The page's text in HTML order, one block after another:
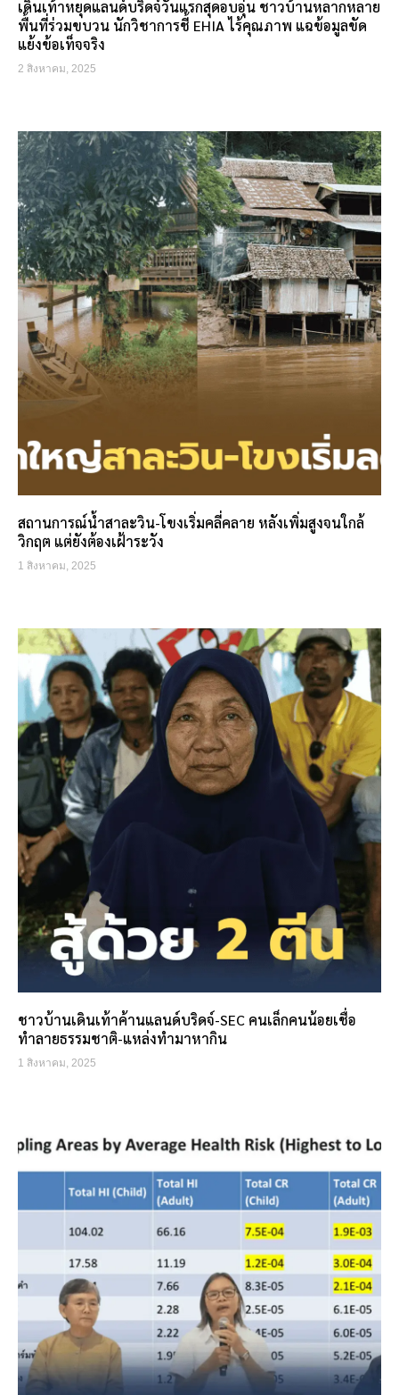
เดินเท้าหยุดแลนด์บริดจ์วันแรกสุดอบอุ่น ชาวบ้านหลากหลาย
พื้นที่ร่วมขบวน นักวิชาการชี้ EHIA ไร้คุณภาพ แฉข้อมูลขัด
แย้งข้อเท็จจริง
2 สิงหาคม, 2025
สถานการณ์น้ำสาละวิน-โขงเริ่มคลี่คลาย หลังเพิ่มสูงจนใกล้
วิกฤต แต่ยังต้องเฝ้าระวัง
1 สิงหาคม, 2025
ชาวบ้านเดินเท้าค้านแลนด์บริดจ์-SEC คนเล็กคนน้อยเชื่อ
ทำลายธรรมชาติ-แหล่งทำมาหากิน
1 สิงหาคม, 2025